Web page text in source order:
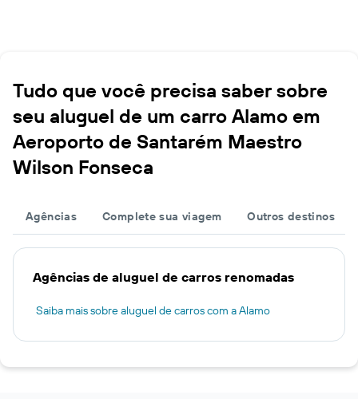
Tudo que você precisa saber sobre
seu aluguel de um carro Alamo em
Aeroporto de Santarém Maestro
Wilson Fonseca
Agências Complete sua viagem Outros destinos
Agências de aluguel de carros renomadas
Saiba mais sobre aluguel de carros com a Alamo